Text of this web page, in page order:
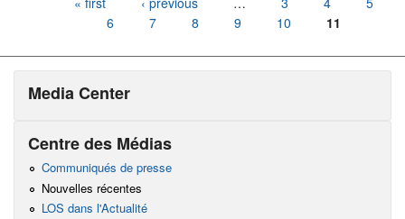
6
7 8 9 10 11
Media Center
Centre des Médias
Communiqués de presse
Nouvelles récentes
LOS dans l'Actualité